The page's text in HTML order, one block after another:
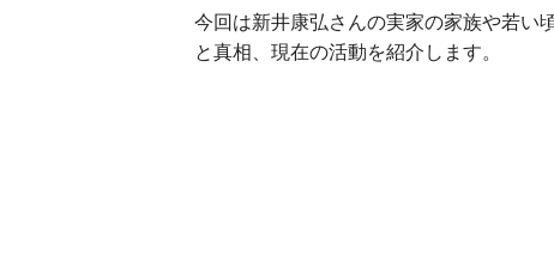
今回は新井康弘さんの実家の家族や若い
と真相、現在の活動を紹介します。